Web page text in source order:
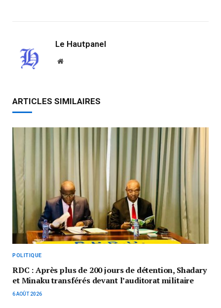
Le Hautpanel
Website
ARTICLES SIMILAIRES
POLITIQUE
RDC : Après plus de 200 jours de détention, Shadary
et Minaku transférés devant l’auditorat militaire
6 AOÛT 2026